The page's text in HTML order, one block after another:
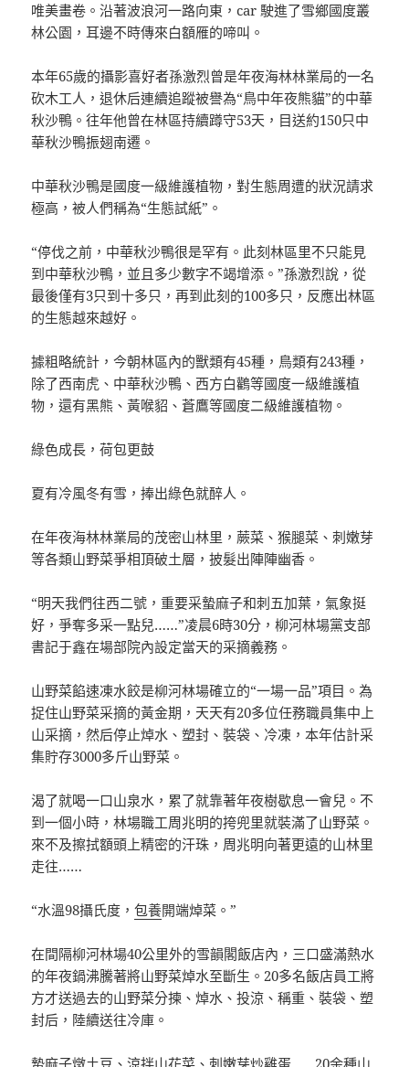
唯美畫卷。沿著波浪河一路向東，car 駛進了雪鄉國度叢
林公園，耳邊不時傳來白額雁的啼叫。
本年65歲的攝影喜好者孫激烈曾是年夜海林林業局的一名
砍木工人，退休后連續追蹤被譽為“鳥中年夜熊貓”的中華
秋沙鴨。往年他曾在林區持續蹲守53天，目送約150只中
華秋沙鴨振翅南遷。
中華秋沙鴨是國度一級維護植物，對生態周遭的狀況請求
極高，被人們稱為“生態試紙”。
“停伐之前，中華秋沙鴨很是罕有。此刻林區里不只能見
到中華秋沙鴨，並且多少數字不竭增添。”孫激烈說，從
最後僅有3只到十多只，再到此刻的100多只，反應出林區
的生態越來越好。
據粗略統計，今朝林區內的獸類有45種，鳥類有243種，
除了西南虎、中華秋沙鴨、西方白鸛等國度一級維護植
物，還有黑熊、黃喉貂、蒼鷹等國度二級維護植物。
綠色成長，荷包更鼓
夏有冷風冬有雪，捧出綠色就醉人。
在年夜海林林業局的茂密山林里，蕨菜、猴腿菜、刺嫩芽
等各類山野菜爭相頂破土層，披髮出陣陣幽香。
“明天我們往西二號，重要采蟄麻子和刺五加葉，氣象挺
好，爭奪多采一點兒……”凌晨6時30分，柳河林場黨支部
書記于鑫在場部院內設定當天的采摘義務。
山野菜餡速凍水餃是柳河林場確立的“一場一品”項目。為
捉住山野菜采摘的黃金期，天天有20多位任務職員集中上
山采摘，然后停止焯水、塑封、裝袋、冷凍，本年估計采
集貯存3000多斤山野菜。
渴了就喝一口山泉水，累了就靠著年夜樹歇息一會兒。不
到一個小時，林場職工周兆明的挎兜里就裝滿了山野菜。
來不及擦拭額頭上精密的汗珠，周兆明向著更遠的山林里
走往……
“水溫98攝氏度，包養開端焯菜。”
在間隔柳河林場40公里外的雪韻閣飯店內，三口盛滿熱水
的年夜鍋沸騰著將山野菜焯水至斷生。20多名飯店員工將
方才送過去的山野菜分揀、焯水、投涼、稱重、裝袋、塑
封后，陸續送往冷庫。